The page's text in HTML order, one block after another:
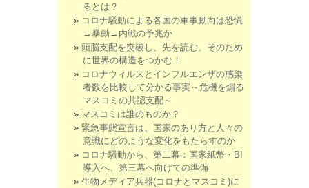
るとは？
コロナ騒動による各国の軍事動向は恐慌
→暴動→内戦の予兆か
頭脳支配を突破し、先を読む。そのため
に世界の構造をつかむ！
コロナウィルスとインフルエンザの感染
者数を比較して分かる事実～危機を煽る
マスコミの共認支配～
マスコミは誰のものか？
緊急事態宣言は、国家のあり方と人々の
意識にどのような変化をもたらすのか
コロナ騒動から、第二幕：国家紙幣・BI
導入へ、第三幕へ向けての準備
生物メディア兵器(コロナとマスコミ)に